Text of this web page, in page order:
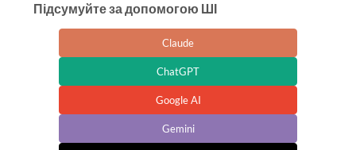
Підсумуйте за допомогою ШІ
Claude
ChatGPT
Google AI
Gemini